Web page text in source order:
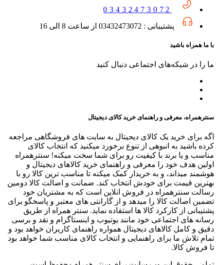
03432473072
پشتیبانی : 03432473072 از ساعت 8 الی 16
با ما همراه باشید
ما را در شبکه‌های اجتماعی دنبال کنید
سنترهمراه، معرفی و راهنمای خرید کالای دیجیتال
اگه برای خرید یک کالای دیجیتال به سایت های فروشگاهی مراجعه
کرده باشید به انبوهی از تنوع برخورد میکنید که انتخاب کالای
مناسب و یا برند با کیفیت رو برای شما سخت میکنه! سنترهمراه
اولین هدف خود را معرفی و راهنمای خرید کالاهای دیجیتال و
هوشمند میداند، و به خریدار کمک میکنه تا مناسب ترین کالا رو با
بهترین قیمت برای خودش انتخاب کند. ضمانت و اصالت کالا دومین
رسالت سنترهمراه در فروش انلاین است که به مشتریان خود
تضمین اصالت کالا را میدهد و از گارانتی های معتبر و پاسخگو برای
پشتیبانی از کارکرد کالا ها استفاده نماید. سنتر همراه از طریق
رسانه های اجتماعی خود مانند یوتیوب و اینستاگرام و نقد و برسی
دقیق و کامل کالاهای دیجیتال همواره راهنمای کاربران خواهد بود و
تمام تلاش ما برای راهنمایی و انتخاب کالای مناسب شما خواهد بود
تا فروش کالا.